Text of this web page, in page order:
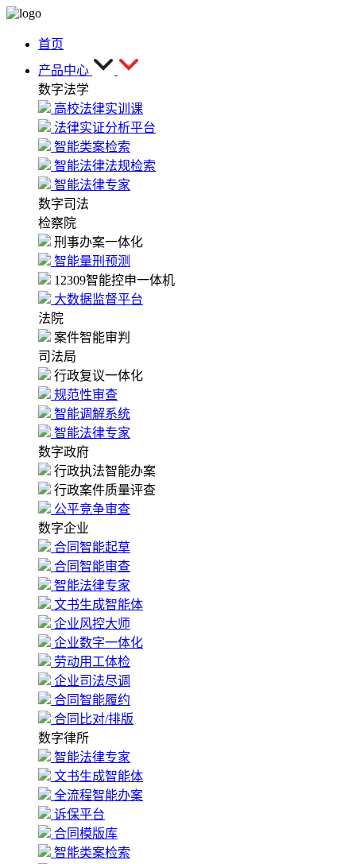
首页
产品中心
数字法学
高校法律实训课
法律实证分析平台
智能类案检索
智能法律法规检索
智能法律专家
数字司法
检察院
刑事办案一体化
智能量刑预测
12309智能控申一体机
大数据监督平台
法院
案件智能审判
司法局
行政复议一体化
规范性审查
智能调解系统
智能法律专家
数字政府
行政执法智能办案
行政案件质量评查
公平竞争审查
数字企业
合同智能起草
合同智能审查
智能法律专家
文书生成智能体
企业风控大师
企业数字一体化
劳动用工体检
企业司法尽调
合同智能履约
合同比对/排版
数字律所
智能法律专家
文书生成智能体
全流程智能办案
诉保平台
合同模版库
智能类案检索